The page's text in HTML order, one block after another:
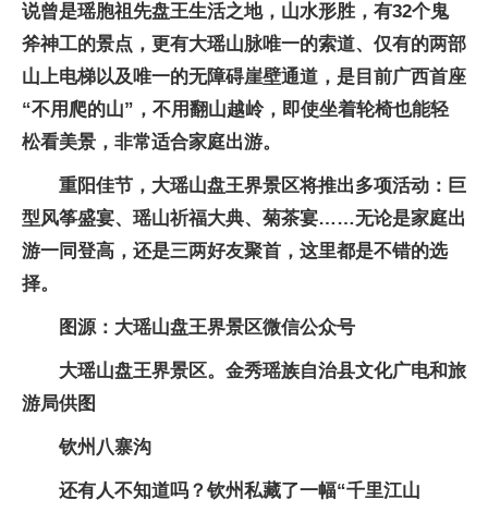
说曾是瑶胞祖先盘王生活之地，山水形胜，有32个鬼
斧神工的景点，更有大瑶山脉唯一的索道、仅有的两部
山上电梯以及唯一的无障碍崖壁通道，是目前广西首座
“不用爬的山”，不用翻山越岭，即使坐着轮椅也能轻
松看美景，非常适合家庭出游。
重阳佳节，大瑶山盘王界景区将推出多项活动：巨
型风筝盛宴、瑶山祈福大典、菊茶宴……无论是家庭出
游一同登高，还是三两好友聚首，这里都是不错的选
择。
图源：大瑶山盘王界景区微信公众号
大瑶山盘王界景区。金秀瑶族自治县文化广电和旅
游局供图
钦州八寨沟
还有人不知道吗？钦州私藏了一幅“千里江山